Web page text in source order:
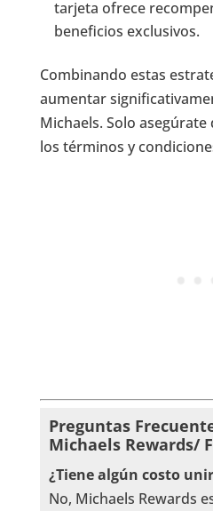
tarjeta ofrece
beneficios exclusivos.
Combinando estas
aumentar
Michaels. Solo
los términos y
Preguntas
Michaels Rewards/
¿Tiene algún costo
No, Michaels Rewards